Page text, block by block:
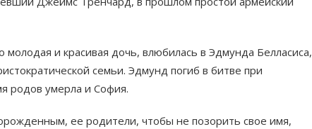
молодая и красивая дочь, влюбилась в Эдмунда Белласиса,
семьи. Эдмунд погиб в битве при
родов умерла и София.
ее родители, чтобы не позорить свое имя,